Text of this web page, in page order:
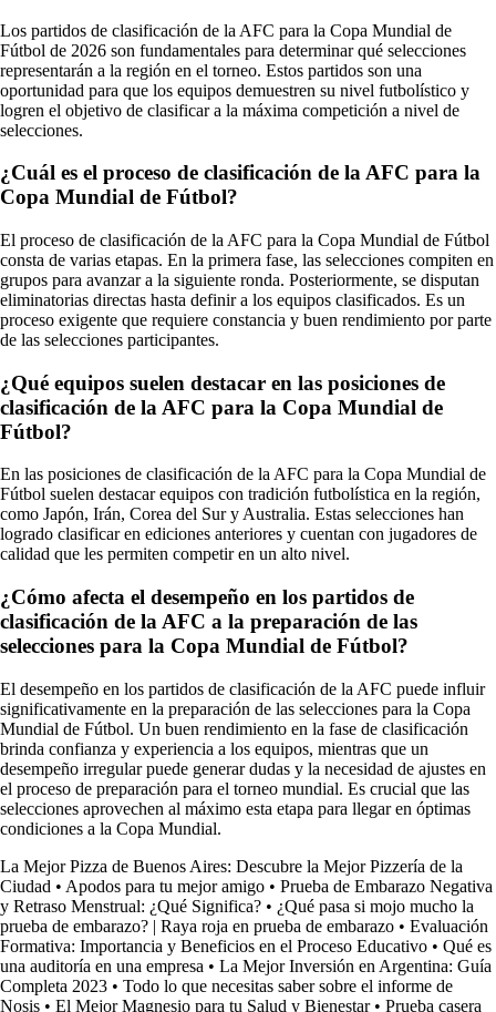
Los partidos de clasificación de la AFC para la Copa Mundial de
Fútbol de 2026 son fundamentales para determinar qué selecciones
representarán a la región en el torneo. Estos partidos son una
oportunidad para que los equipos demuestren su nivel futbolístico y
logren el objetivo de clasificar a la máxima competición a nivel de
selecciones.
¿Cuál es el proceso de clasificación de la AFC para la
Copa Mundial de Fútbol?
El proceso de clasificación de la AFC para la Copa Mundial de Fútbol
consta de varias etapas. En la primera fase, las selecciones compiten en
grupos para avanzar a la siguiente ronda. Posteriormente, se disputan
eliminatorias directas hasta definir a los equipos clasificados. Es un
proceso exigente que requiere constancia y buen rendimiento por parte
de las selecciones participantes.
¿Qué equipos suelen destacar en las posiciones de
clasificación de la AFC para la Copa Mundial de
Fútbol?
En las posiciones de clasificación de la AFC para la Copa Mundial de
Fútbol suelen destacar equipos con tradición futbolística en la región,
como Japón, Irán, Corea del Sur y Australia. Estas selecciones han
logrado clasificar en ediciones anteriores y cuentan con jugadores de
calidad que les permiten competir en un alto nivel.
¿Cómo afecta el desempeño en los partidos de
clasificación de la AFC a la preparación de las
selecciones para la Copa Mundial de Fútbol?
El desempeño en los partidos de clasificación de la AFC puede influir
significativamente en la preparación de las selecciones para la Copa
Mundial de Fútbol. Un buen rendimiento en la fase de clasificación
brinda confianza y experiencia a los equipos, mientras que un
desempeño irregular puede generar dudas y la necesidad de ajustes en
el proceso de preparación para el torneo mundial. Es crucial que las
selecciones aprovechen al máximo esta etapa para llegar en óptimas
condiciones a la Copa Mundial.
La Mejor Pizza de Buenos Aires: Descubre la Mejor Pizzería de la
Ciudad • Apodos para tu mejor amigo • Prueba de Embarazo Negativa
y Retraso Menstrual: ¿Qué Significa? • ¿Qué pasa si mojo mucho la
prueba de embarazo? | Raya roja en prueba de embarazo • Evaluación
Formativa: Importancia y Beneficios en el Proceso Educativo • Qué es
una auditoría en una empresa • La Mejor Inversión en Argentina: Guía
Completa 2023 • Todo lo que necesitas saber sobre el informe de
Nosis • El Mejor Magnesio para tu Salud y Bienestar• Prueba casera